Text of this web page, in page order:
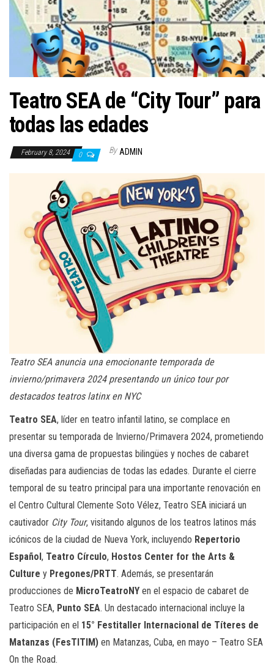
Teatro SEA de “City Tour” para
todas las edades
February 8, 2024 0 By ADMIN
Teatro SEA anuncia una emocionante temporada de
invierno/primavera 2024 presentando un único tour por
destacados teatros latinx en NYC
Teatro SEA, líder en teatro infantil latino, se complace en
presentar su temporada de Invierno/Primavera 2024, prometiendo
una diversa gama de propuestas bilingües y noches de cabaret
diseñadas para audiencias de todas las edades. Durante el cierre
temporal de su teatro principal para una importante renovación en
el Centro Cultural Clemente Soto Vélez, Teatro SEA iniciará un
cautivador City Tour, visitando algunos de los teatros latinos más
icónicos de la ciudad de Nueva York, incluyendo Repertorio
Español, Teatro Círculo, Hostos Center for the Arts &
Culture y Pregones/PRTT. Además, se presentarán
producciones de MicroTeatroNY en el espacio de cabaret de
Teatro SEA, Punto SEA. Un destacado internacional incluye la
participación en el 15° Festitaller Internacional de Títeres de
Matanzas (FesTITIM) en Matanzas, Cuba, en mayo – Teatro SEA
On the Road.